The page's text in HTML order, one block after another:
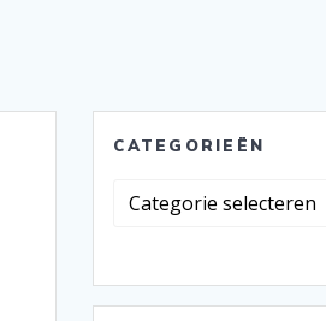
CATEGORIEËN
Categorieën